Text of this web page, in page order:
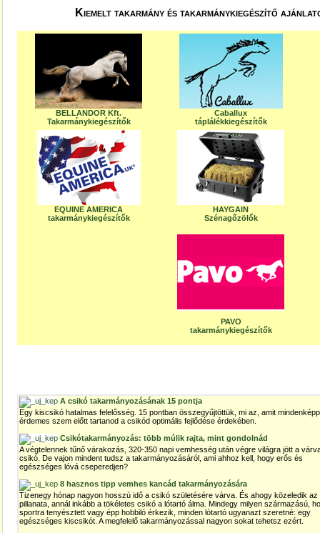
Kiemelt takarmány és takarmánykiegészítő
BELLANDOR Kft.
Takarmánykiegészítők
Caballux
táplálékkiegészítők
EQUINE AMERICA
takarmánykiegészítők
HAYGAIN
Szénagőzölők
PAVO
takarmánykiegészítők
A csikó takarmányozásának 15 pontja
Egy kiscsikó hatalmas felelősség. 15 pontban összegyűjtöttük, mi az, amit mindenképp
érdemes szem előtt tartanod a csikód optimális fejlődése érdekében.
Csikótakarmányozás: több múlik rajta, mint gondolnád
A végtelennek tűnő várakozás, 320-350 napi vemhesség után végre világra jött a
csikó. De vajon mindent tudsz a takarmányozásáról, ami ahhoz kell, hogy erős és
egészséges lóvá cseperedjen?
8 hasznos tipp vemhes kancád takarmányozására
Tizenegy hónap nagyon hosszú idő a csikó születésére várva. És ahogy közeledik az
pillanata, annál inkább a tökéletes csikó a lótartó álma. Mindegy milyen származású,
sportra tenyésztett vagy épp hobbiló érkezik, minden lótartó ugyanazt szeretné: egy
egészséges kiscsikót. A megfelelő takarmányozással nagyon sokat tehetsz ezért.